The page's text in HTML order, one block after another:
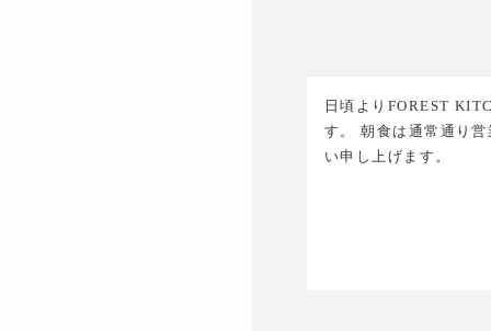
日頃よりFOREST
す。 朝食は通常通り
い申し上げます。